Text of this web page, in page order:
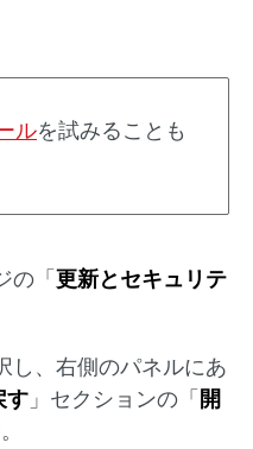
ルを試みることも
の「 更新とセキュリテ
し、右側のパネルにあ
す 」セクションの「 開